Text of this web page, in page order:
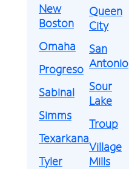
New
Boston
Omaha
Progreso
Sabinal
Simms
Texarkana
Tyler
Queen
City
San
Antonio
Sour
Lake
Troup
Village
Mills